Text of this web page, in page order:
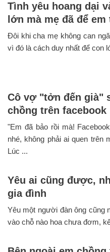
Tình yêu hoang dại
lớn mà mẹ đã để
Đôi khi cha mẹ không can
vì đó là cách duy nhất để con
Cô vợ "tởn đến già"
chồng trên facebook
"Em đã bảo rồi mà!
nhé, không phải ai quen trên
Lúc ...
Yêu ai cũng được,
gia đình
Yêu một người đàn ông cũng
vào chỗ nào hoa chưa đơm,